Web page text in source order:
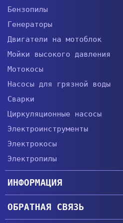
Бензопилы
Генераторы
Двигатели на мотоблок
Мойки высокого давления
Мотокосы
Насосы для грязной воды
Сварки
Циркуляционные насосы
Электроинструменты
Электрокосы
Электропилы
ИНФОРМАЦИЯ
Главная
Гарантии
ОБРАТНАЯ СВЯЗЬ